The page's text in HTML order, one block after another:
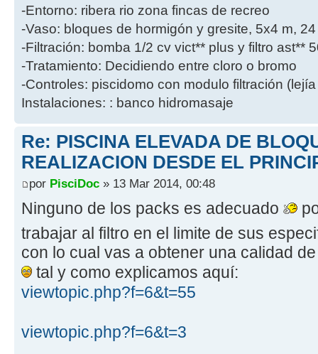
-Entorno: ribera rio zona fincas de recreo
-Vaso: bloques de hormigón y gresite, 5x4 m,
-Filtración: bomba 1/2 cv vict** plus y filtro ast**
-Tratamiento: Decidiendo entre cloro o bromo
-Controles: piscidomo con modulo filtración
Instalaciones: : banco hidromasaje
Re: PISCINA ELEVADA DE
REALIZACION DESDE EL
por PisciDoc » 13 Mar 2014, 00:48
Ninguno de los packs es adecuado
trabajar al filtro en el limite de sus
con lo cual vas a obtener una calidad
tal y como explicamos aquí:
viewtopic.php?f=6&t=55
viewtopic.php?f=6&t=3